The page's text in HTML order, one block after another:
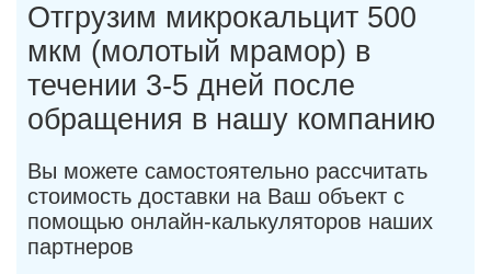
Отгрузим микрокальцит 500
мкм (молотый мрамор) в
течении 3-5 дней после
обращения в нашу компанию
Вы можете самостоятельно рассчитать
стоимость доставки на Ваш объект с
помощью онлайн-калькуляторов наших
партнеров